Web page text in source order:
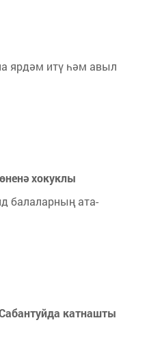
ярдәм итү һәм авыл
хокуклы
балаларның ата-
катнашты